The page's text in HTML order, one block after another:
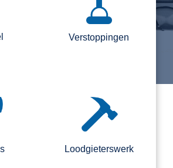
Verstoppingen
Loodgieterswerk